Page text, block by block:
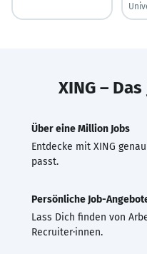
XING –
Über eine Million Jobs
Entdecke mit XING
passt.
Persönliche Job-
Lass Dich finden von
Recruiter·innen.